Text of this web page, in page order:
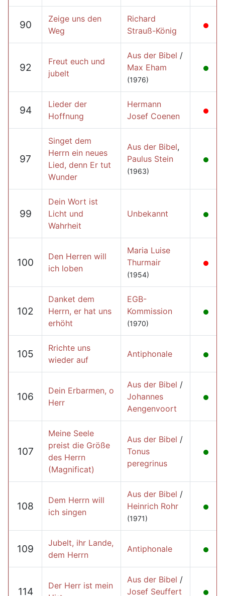
90
Zeige uns den
Weg
Richard
Strauß-König
92
Freut euch und
jubelt
Aus der Bibel /
Max Eham
(1976)
94
Lieder der
Hoffnung
Hermann
Josef Coenen
97
Singet dem
Herrn ein neues
Lied, denn Er tut
Wunder
Aus der Bibel,
Paulus Stein
(1963)
99
Dein Wort ist
Licht und
Wahrheit
Unbekannt
100
Den Herren will
ich loben
Maria Luise
Thurmair
(1954)
102
Danket dem
Herrn, er hat uns
erhöht
EGB-
Kommission
(1970)
105
Rrichte uns
wieder auf
Antiphonale
106
Dein Erbarmen, o
Herr
Aus der Bibel /
Johannes
Aengenvoort
107
Meine Seele
preist die Größe
des Herrn
(Magnificat)
Aus der Bibel /
Tonus
peregrinus
108
Dem Herrn will
ich singen
Aus der Bibel /
Heinrich Rohr
(1971)
109
Jubelt, ihr Lande,
dem Herrn
Antiphonale
114
Der Herr ist mein
Aus der Bibel /
Josef Seuffert